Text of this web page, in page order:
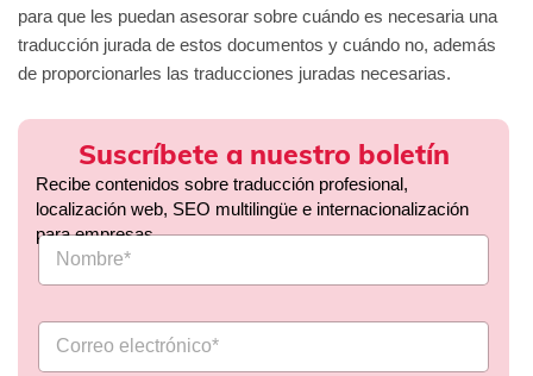
para que les puedan asesorar sobre cuándo es necesaria una
traducción jurada de estos documentos y cuándo no, además
de proporcionarles las traducciones juradas necesarias.
Suscríbete a nuestro boletín
Recibe contenidos sobre traducción profesional,
localización web, SEO multilingüe e internacionalización
para empresas.